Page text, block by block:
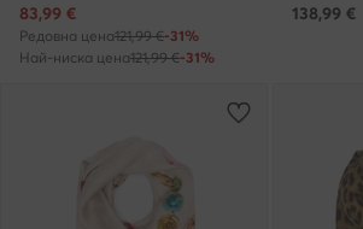
Актуална цена
83,99 €
Редовна цена121,99 €-31%
Най-ниска цена121,99 €-31%
138,99 €